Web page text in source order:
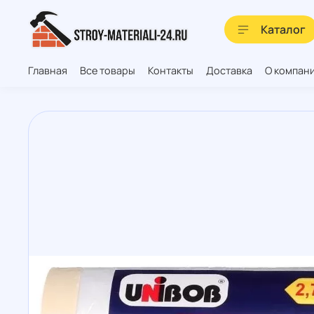
Каталог
Главная Все товары Контакты Доставка О